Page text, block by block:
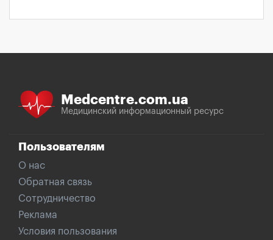
Medcentre.com.ua
Медицинский информационный ресурс
Пользователям
О нас
Обратная связь
Сотрудничество
Реклама
Условия пользования